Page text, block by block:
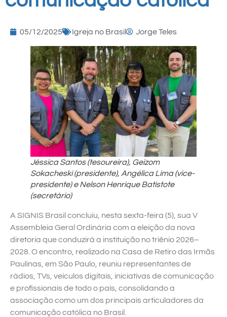
05/12/2025 Igreja no Brasil Jorge Teles
Jéssica Santos (tesoureira), Geizom
Sokacheski (presidente), Angélica Lima (vice-
presidente) e Nelson Henrique Batistote
(secretário)
A SIGNIS Brasil concluiu, nesta sexta-feira (5), sua V
Assembleia Geral Ordinária com a eleição da nova
diretoria que conduzirá a instituição no triênio 2026–
2028. O encontro, realizado na Casa de Retiro das Irmãs
Paulinas, em São Paulo, reuniu representantes de
rádios, TVs, veículos digitais, iniciativas de comunicação
e profissionais de todo o país, consolidando a
associação como um dos principais articuladores da
comunicação católica no Brasil.